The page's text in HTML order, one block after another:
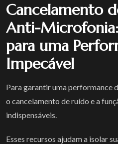
Cancelamento
Anti-Microfonia:
para uma
Impecável
Para garantir uma performance
o cancelamento de ruído e a
indispensáveis.
Esses recursos ajudam a isolar